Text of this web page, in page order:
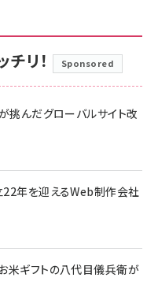
リ！ Sponsored
挑んだグローバルサイト改
22年を迎えるWeb制作会社
米ギフトの八代目儀兵衛が